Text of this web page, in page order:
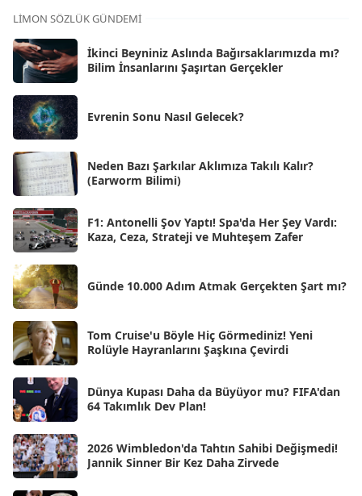
Kas 2025
Eki 2025
Eyl 2025 [56]
Ağu 2025
Tem 2025
Haz 2025
May 2025 [54]
Nis 2025 [56]
Mar 2025
Şub 2025
Oca 2025
Ara 2024 [25]
Kas 2024
Eki 2024 [46]
Eyl 2024
Ağu 2024 [10]
Tem 2024
LIMON SÖZLÜK GÜNDEMI
İkinci Beyniniz Aslında Bağırsaklarımızda mı?
Bilim İnsanlarını Şaşırtan Gerçekler
Evrenin Sonu Nasıl Gelecek?
Neden Bazı Şarkılar Aklımıza Takılı Kalır?
(Earworm Bilimi)
F1: Antonelli Şov Yaptı! Spa'da Her Şey Vardı:
Kaza, Ceza, Strateji ve Muhteşem Zafer
Günde 10.000 Adım Atmak Gerçekten Şart mı?
Tom Cruise'u Böyle Hiç Görmediniz! Yeni
Rolüyle Hayranlarını Şaşkına Çevirdi
Dünya Kupası Daha da Büyüyor mu? FIFA'dan
64 Takımlık Dev Plan!
2026 Wimbledon'da Tahtın Sahibi Değişmedi!
Jannik Sinner Bir Kez Daha Zirvede